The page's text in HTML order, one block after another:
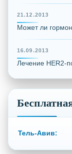
21.12.2013
Может ли
16.09.2013
Лечение HER2-
Тель-Авив: